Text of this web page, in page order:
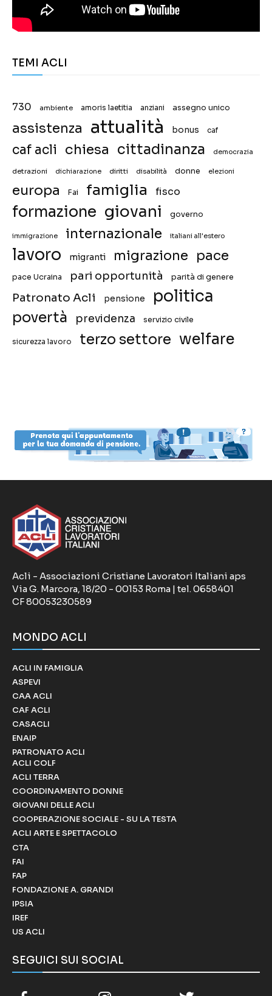
TEMI ACLI
730 ambiente amoris laetitia anziani assegno unico
assistenza attualità bonus caf
caf acli chiesa cittadinanza democrazia
detrazioni dichiarazione diritti disabilità donne elezioni
europa Fai famiglia fisco
formazione giovani governo
immigrazione internazionale italiani all'estero
lavoro migranti migrazione pace
pace Ucraina pari opportunità parità di genere
Patronato Acli pensione politica
povertà previdenza servizio civile
sicurezza lavoro terzo settore welfare
Acli - Associazioni Cristiane Lavoratori Italiani aps
Via G. Marcora, 18/20 - 00153 Roma | tel. 0658401
CF 80053230589
MONDO ACLI
ACLI IN FAMIGLIA
ASPEVI
CAA ACLI
CAF ACLI
CASACLI
ENAIP
PATRONATO ACLI
ACLI COLF
ACLI TERRA
COORDINAMENTO DONNE
GIOVANI DELLE ACLI
COOPERAZIONE SOCIALE - SU LA TESTA
ACLI ARTE E SPETTACOLO
CTA
FAI
FAP
FONDAZIONE A. GRANDI
IPSIA
IREF
US ACLI
SEGUICI SUI SOCIAL